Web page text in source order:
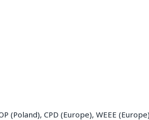
(Poland), CPD (Europe), WEEE